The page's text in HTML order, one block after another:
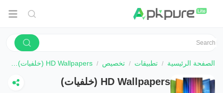
الصفحة الرئيسية تطبيقات تخصيص HD Wallpapers (خلفيات)
HD Wallpapers (خلفيات)